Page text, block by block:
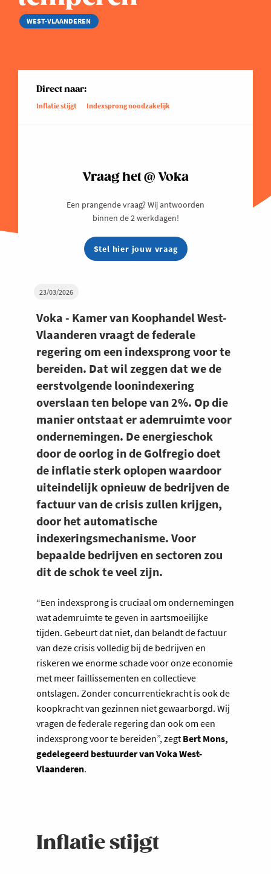
WEST-VLAANDEREN
Direct naar:
Inflatie stijgt Indexsprong noodzakelijk
23/03/2026
Voka - Kamer van Koophandel West-
Vlaanderen vraagt de federale
regering om een indexsprong voor te
bereiden. Dat wil zeggen dat we de
eerstvolgende loonindexering
overslaan ten belope van 2%. Op die
manier ontstaat er ademruimte voor
ondernemingen. De energieschok
door de oorlog in de Golfregio doet
de inflatie sterk oplopen waardoor
uiteindelijk opnieuw de bedrijven de
factuur van de crisis zullen krijgen,
door het automatische
indexeringsmechanisme. Voor
bepaalde bedrijven en sectoren zou
dit de schok te veel zijn.
“Een indexsprong is cruciaal om ondernemingen
wat ademruimte te geven in aartsmoeilijke
tijden. Gebeurt dat niet, dan belandt de factuur
van deze crisis volledig bij de bedrijven en
riskeren we enorme schade voor onze economie
met meer faillissementen en collectieve
ontslagen. Zonder concurrentiekracht is ook de
koopkracht van gezinnen niet gewaarborgd. Wij
vragen de federale regering dan ook om een
indexsprong voor te bereiden”, zegt Bert Mons,
gedelegeerd bestuurder van Voka West-
Vlaanderen.
Inflatie stijgt
Vraag het @ Voka
Een prangende vraag? Wij antwoorden
binnen de 2 werkdagen!
Stel hier jouw vraag